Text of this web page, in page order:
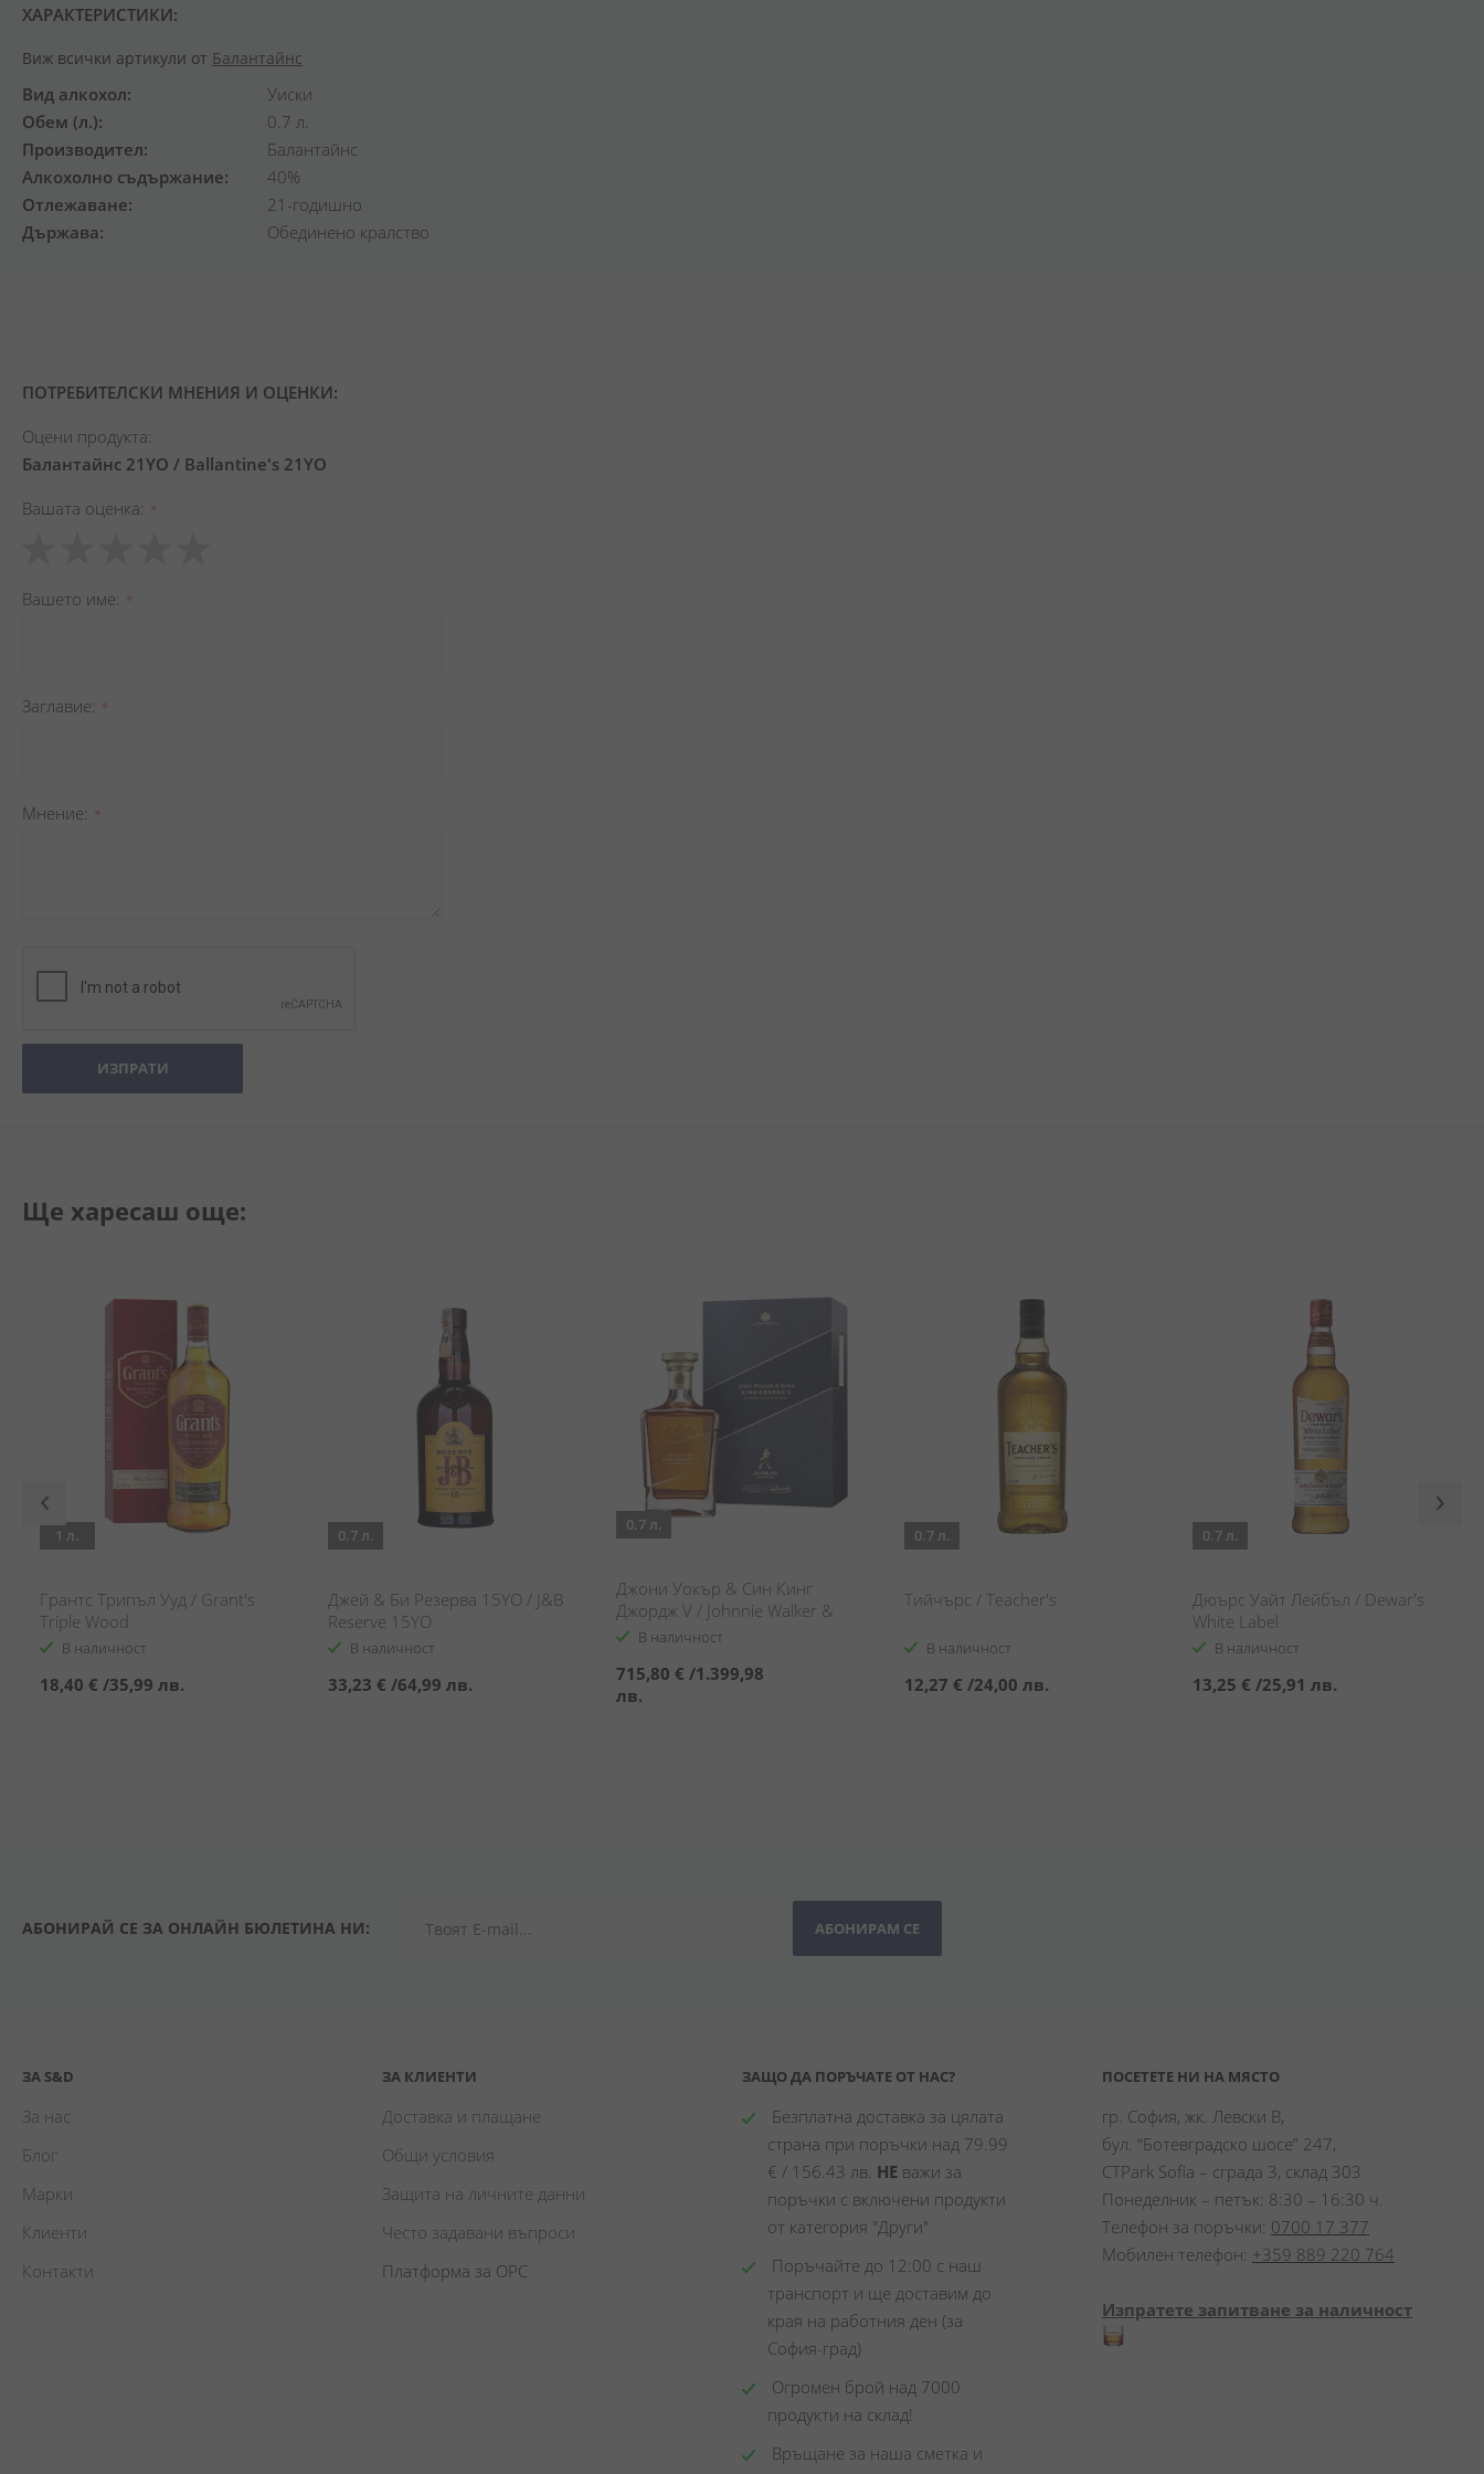
ХАРАКТЕРИСТИКИ:
Виж всички артикули от Балантайнс
Вид алкохол
Уиски
Обем (л.)
0.7 л.
Производител
Балантайнс
Алкохолно съдържание
40%
Отлежаване
21-годишно
Държава
Обединено кралство
ПОТРЕБИТЕЛСКИ МНЕНИЯ И ОЦЕНКИ:
Оцени продукта:
Балантайнс 21YO / Ballantine's 21YO
Вашата оценка
star
stars
stars
stars
stars
Вашето име
Заглавиe
Мнение
ИЗПРАТИ
Ще харесаш още:
1 л.
Грантс Трипъл Ууд / Grant's
Triple Wood
В наличност
18,40 € /35,99 лв.
0.7 л.
Джей & Би Резерва 15YO / J&B
Reserve 15YO
В наличност
33,23 € /64,99 лв.
0.7 л.
Джони Уокър & Син Кинг
Джордж V / Johnnie Walker &
Sons King George V
В наличност
715,80 € /1.399,98
лв.
0.7 л.
Тийчърс / Teacher's
В наличност
12,27 € /24,00 лв.
0.7 л.
Дюърс Уайт Лейбъл / Dewar's
White Label
В наличност
13,25 € /25,91 лв.
АБОНИРАЙ СЕ ЗА ОНЛАЙН БЮЛЕТИНА НИ: АБОНИРАМ СЕ
ЗА S&D
За нас
Блог
Марки
Клиенти
Контакти
ЗА КЛИЕНТИ
Доставка и плащане
Общи условия
Защита на личните данни
Често задавани въпроси
Платформа за ОРС
ЗАЩО ДА ПОРЪЧАТЕ ОТ НАС?
Безплатна доставка за цялата
страна при поръчки над 79.99
€ / 156.43 лв. НЕ важи за
поръчки с включени продукти
от категория "Други"
Поръчайте до 12:00 с наш
транспорт и ще доставим до
края на работния ден (за
София-град)
Огромен брой над 7000
продукти на склад!
Връщане за наша сметка и
ПОСЕТЕТЕ НИ НА МЯСТО
гр. София, жк. Левски В,
бул. “Ботевградско шосе” 247,
CTPark Sofia – сграда 3, склад 303
Понеделник – петък: 8:30 – 16:30 ч.
Телефон за поръчки: 0700 17 377
Мобилен телефон: +359 889 220 764
Изпратете запитване за наличност